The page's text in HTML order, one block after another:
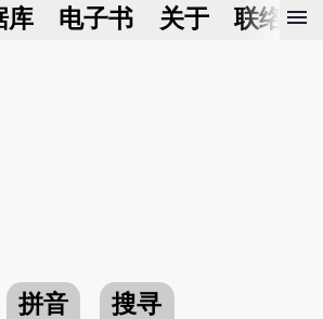
库 电子书 关于 联络我
menu
拼音 搜寻